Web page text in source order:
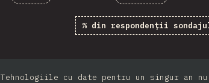
% din respondenții
Tehnologiile cu date pentru un singur an